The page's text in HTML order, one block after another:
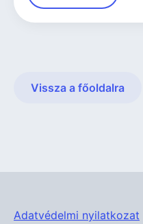
Vissza a főoldalra
Adatvédelmi nyilatkozat